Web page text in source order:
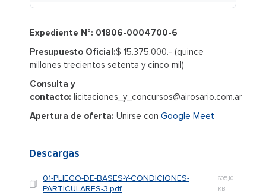
Expediente N°: 01806-0004700-6
Presupuesto Oficial:$ 15.375.000.- (quince
millones trecientos setenta y cinco mil)
Consulta y
contacto: licitaciones_y_concursos@airosario.com.ar
Apertura de oferta: Unirse con Google Meet
Descargas
01-PLIEGO-DE-BASES-Y-CONDICIONES-
PARTICULARES-3.pdf
605,10
KB